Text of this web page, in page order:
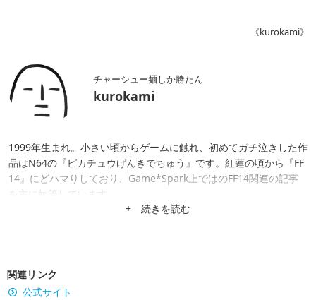
《kurokami》
チャーシュー麺しか勝たん
kurokami
1999年生まれ。小さい頃からゲームに触れ、初めてガチ泣きした作
品はN64の『ピカチュウげんきでちゅう』です。紅蓮の頃から『FF
14』にどハマりしており、Game*Spark上ではのFF14関連の記事
を主に執筆しています。
+ 続きを読む
関連リンク
公式サイト